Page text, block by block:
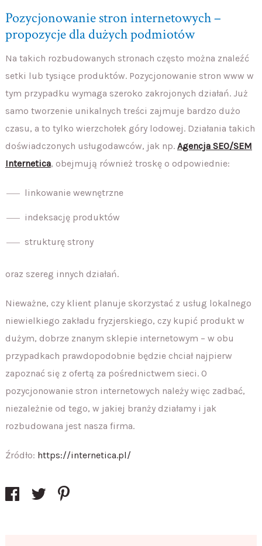
Pozycjonowanie stron internetowych –
propozycje dla dużych podmiotów
Na takich rozbudowanych stronach często można znaleźć
setki lub tysiące produktów. Pozycjonowanie stron www w
tym przypadku wymaga szeroko zakrojonych działań. Już
samo tworzenie unikalnych treści zajmuje bardzo dużo
czasu, a to tylko wierzchołek góry lodowej. Działania takich
doświadczonych usługodawców, jak np. Agencja SEO/SEM
Internetica, obejmują również troskę o odpowiednie:
linkowanie wewnętrzne
indeksację produktów
strukturę strony
oraz szereg innych działań.
Nieważne, czy klient planuje skorzystać z usług lokalnego
niewielkiego zakładu fryzjerskiego, czy kupić produkt w
dużym, dobrze znanym sklepie internetowym – w obu
przypadkach prawdopodobnie będzie chciał najpierw
zapoznać się z ofertą za pośrednictwem sieci. O
pozycjonowanie stron internetowych należy więc zadbać,
niezależnie od tego, w jakiej branży działamy i jak
rozbudowana jest nasza firma.
Źródło: https://internetica.pl/